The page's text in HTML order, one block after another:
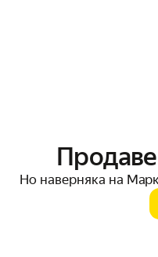
Но наверняка на